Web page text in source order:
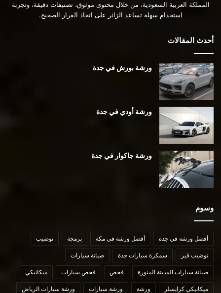
المملكة العربية السعودية، من خلال محتوى موثوق، تصنيفات دقيقة، وتجربة
استخدام سهلة تساعد الزائر على اتخاذ القرار الصحيح.
أحدث المقالات
ورشة بورش في جدة
ورشة أودي في جدة
ورشة جاكوار في جدة
وسوم
أفضل ورشة في جدة أفضل ورشة في مكة برمجة توضيب
توضيب قير سمكرة سيارات جدة صيانة سيارات
صيانة سيارات المدينة المنورة فحص فحص سيارات ميكانيكي
ميكانيكي كرايسلر ورشة ورشة سيارات ورشة سيارات الرياض